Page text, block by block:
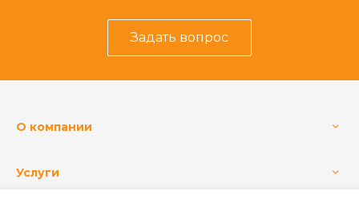
Задать вопрос
О компании
Услуги